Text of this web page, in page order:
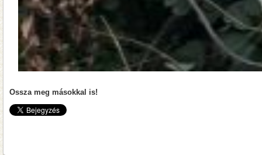
Ossza meg másokkal is!